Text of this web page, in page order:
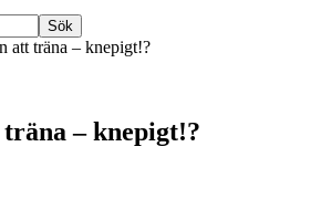
att träna – knepigt!?
– knepigt!?